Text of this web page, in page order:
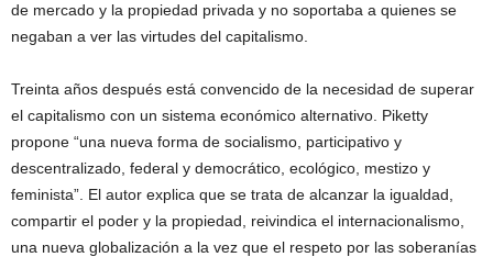
de mercado y la propiedad privada y no soportaba a quienes se
negaban a ver las virtudes del capitalismo.
Treinta años después está convencido de la necesidad de superar
el capitalismo con un sistema económico alternativo. Piketty
propone “una nueva forma de socialismo, participativo y
descentralizado, federal y democrático, ecológico, mestizo y
feminista”. El autor explica que se trata de alcanzar la igualdad,
compartir el poder y la propiedad, reivindica el internacionalismo,
una nueva globalización a la vez que el respeto por las soberanías